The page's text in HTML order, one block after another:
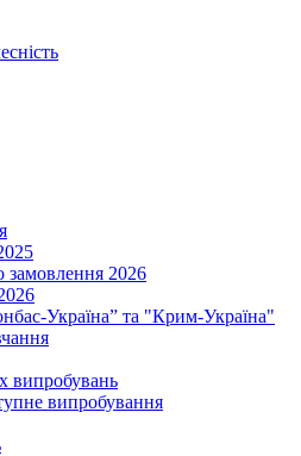
замовлення 2026
Україна” та "Крим-Україна"
випробувань
випробування